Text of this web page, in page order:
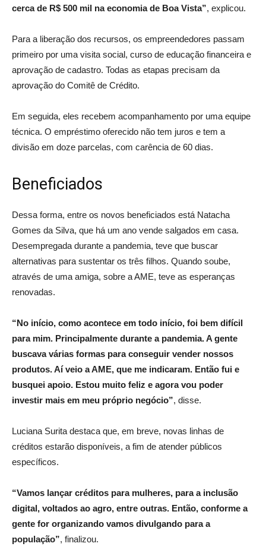
cerca de R$ 500 mil na economia de Boa Vista”, explicou.
Para a liberação dos recursos, os empreendedores passam
primeiro por uma visita social, curso de educação financeira e
aprovação de cadastro. Todas as etapas precisam da
aprovação do Comitê de Crédito.
Em seguida, eles recebem acompanhamento por uma equipe
técnica. O empréstimo oferecido não tem juros e tem a
divisão em doze parcelas, com carência de 60 dias.
Beneficiados
Dessa forma, entre os novos beneficiados está Natacha
Gomes da Silva, que há um ano vende salgados em casa.
Desempregada durante a pandemia, teve que buscar
alternativas para sustentar os três filhos. Quando soube,
através de uma amiga, sobre a AME, teve as esperanças
renovadas.
“No início, como acontece em todo início, foi bem difícil
para mim. Principalmente durante a pandemia. A gente
buscava várias formas para conseguir vender nossos
produtos. Aí veio a AME, que me indicaram. Então fui e
busquei apoio. Estou muito feliz e agora vou poder
investir mais em meu próprio negócio”, disse.
Luciana Surita destaca que, em breve, novas linhas de
créditos estarão disponíveis, a fim de atender públicos
específicos.
“Vamos lançar créditos para mulheres, para a inclusão
digital, voltados ao agro, entre outras. Então, conforme a
gente for organizando vamos divulgando para a
população”, finalizou.